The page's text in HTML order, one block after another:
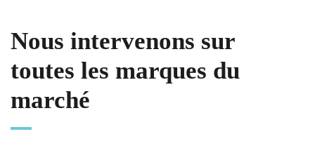
Nous intervenons sur
toutes les marques du
marché